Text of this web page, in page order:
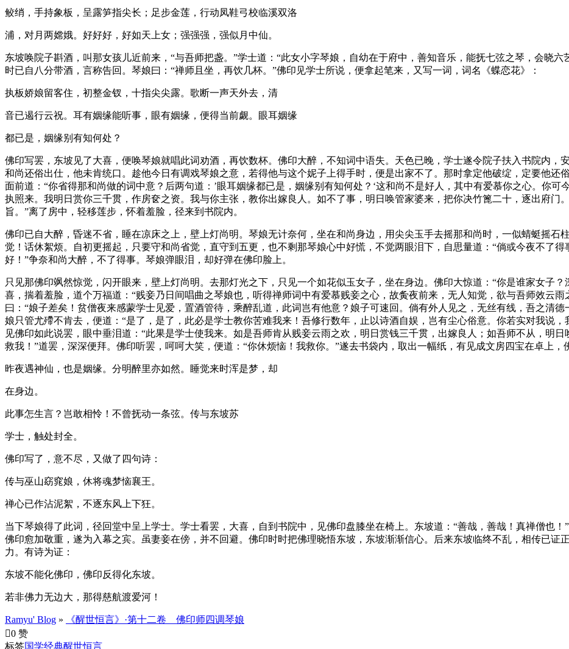
鲛绡，手持象板，呈露笋指尖长；足步金莲，行动凤鞋弓校临溪双洛
浦，对月两嫦娥。好好好，好如天上女；强强强，强似月中仙。
东坡唤院子斟酒，叫那女孩儿近前来，“与吾师把盏。”学士道：“此女小字琴娘，自幼在于府中，善知音乐，能抚七弦之琴，会晓六
时已自八分带酒，言称告回。琴娘曰：“禅师且坐，再饮几杯。”佛印见学士所说，便拿起笔来，又写一词，词名《蝶恋花》：
执板娇娘留客住，初整金钗，十指尖尖露。歌断一声天外去，清
音已遏行云祝。耳有姻缘能听事，眼有姻缘，便得当前觑。眼耳姻缘
都已是，姻缘别有知何处？
佛印写罢，东坡见了大喜，便唤琴娘就唱此词劝酒，再饮数杯。佛印大醉，不知词中语失。天色已晚，学士遂令院子扶入书院内，
和尚还俗出仕，他未肯统口。趁他今日有调戏琴娘之意，若得他与这个妮子上得手时，便是出家不了。那时拿定他破绽，定要他还
面前道：“你省得那和尚做的词中意？后两句道：’眼耳姻缘都已是，姻缘别有知何处？‘这和尚不是好人，其中有爱慕你之心。你可
执照来。我明日赏你三千贯，作房奁之资。我与你主张，教你出嫁良人。如不了事，明日唤管家婆来，把你决竹篦二十，逐出府门
旨。”离了房中，轻移莲步，怀着羞脸，径来到书院内。
佛印已自大醉，昏迷不省，睡在凉床之上，壁上灯尚明。琴娘无计奈何，坐在和尚身边，用尖尖玉手去摇那和尚时，一似蜻蜓摇石
觉！话休絮烦。自初更摇起，只要守和尚省觉，直守到五更，也不剩那琴娘心中好慌，不觉两眼泪下，自思量道：“倘或今夜不了
好！”争奈和尚大醉，不了得事。琴娘弹眼泪，却好弹在佛印脸上。
只见那佛印飒然惊觉，闪开眼来，壁上灯尚明。去那灯光之下，只见一个如花似玉女子，坐在身边。佛印大惊道：“你是谁家女子？
喜，揣着羞脸，道个万福道：“贱妾乃日间唱曲之琴娘也，听得禅师词中有爱慕贱妾之心，故夤夜前来，无人知觉，欲与吾师效云
曰：“娘子差矣！贫僧夜来感蒙学士见爱，置酒管待，乘醉乱道，此词岂有他意？娘子可速回。倘有外人见之，无丝有线，吾之清
娘只管尤殢不肯去，便道：“是了，是了，此必是学士教你苦难我来！吾修行数年，止以诗酒自娱，岂有尘心俗意。你若实对我说
见佛印如此说罢，眼中垂泪道：“此果是学士使我来。如是吾师肯从贱妾云雨之欢，明日赏钱三千贯，出嫁良人；如吾师不从，明
救我！”道罢，深深便拜。佛印听罢，呵呵大笑，便道：“你休烦恼！我救你。”遂去书袋内，取出一幅纸，有见成文房四宝在卓上，
昨夜遇神仙，也是姻缘。分明醉里亦如然。睡觉来时浑是梦，却
在身边。
此事怎生言？岂敢相怜！不曾抚动一条弦。传与东坡苏
学士，触处封全。
佛印写了，意不尽，又做了四句诗：
传与巫山窈窕娘，休将魂梦恼襄王。
禅心已作沾泥絮，不逐东风上下狂。
当下琴娘得了此词，径回堂中呈上学士。学士看罢，大喜，自到书院中，见佛印盘膝坐在椅上。东坡道：“善哉，善哉！真禅僧也
佛印愈加敬重，遂为入幕之宾。虽妻妾在傍，并不回避。佛印时时把佛理晓悟东坡，东坡渐渐信心。后来东坡临终不乱，相传已证
力。有诗为证：
东坡不能化佛印，佛印反得化东坡。
若非佛力无边大，那得慈航渡爱河！
Ramyu' Blog »
《醒世恒言》·第十二卷 佛印师四调琴娘
0 赞
标签国学经典醒世恒言